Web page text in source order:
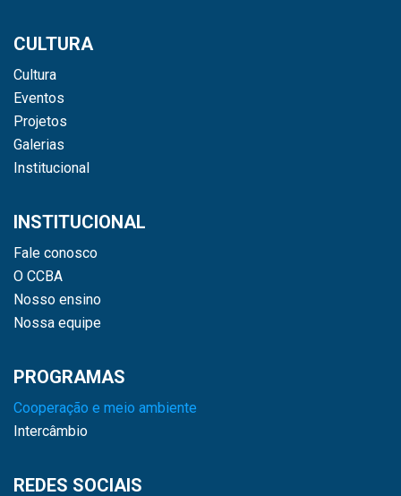
CULTURA
Cultura
Eventos
Projetos
Galerias
Institucional
INSTITUCIONAL
Fale conosco
O CCBA
Nosso ensino
Nossa equipe
PROGRAMAS
Cooperação e meio ambiente
Intercâmbio
REDES SOCIAIS